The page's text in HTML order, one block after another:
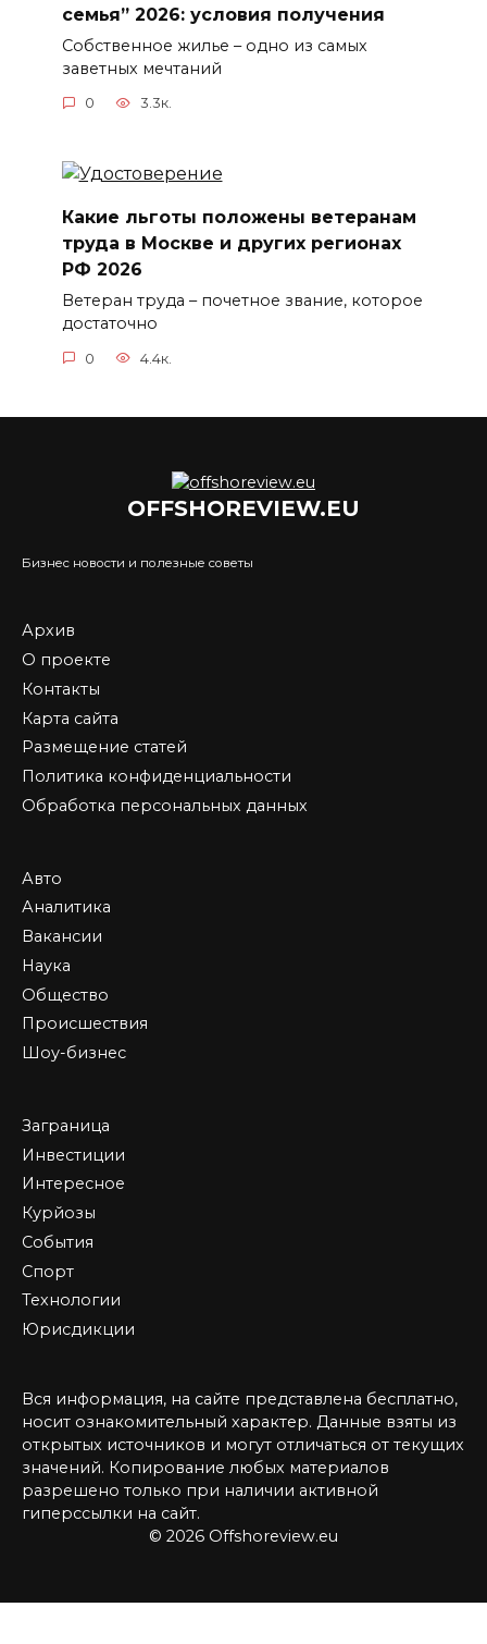
семья” 2026: условия получения
Собственное жилье – одно из самых
заветных мечтаний
0 3.3к.
Какие льготы положены ветеранам
труда в Москве и других регионах
РФ 2026
Ветеран труда – почетное звание, которое
достаточно
0 4.4к.
OFFSHOREVIEW.EU
Бизнес новости и полезные советы
Архив
О проекте
Контакты
Карта сайта
Размещение статей
Политика конфиденциальности
Обработка персональных данных
Авто
Аналитика
Вакансии
Наука
Общество
Происшествия
Шоу-бизнес
Заграница
Инвестиции
Интересное
Курйозы
События
Спорт
Технологии
Юрисдикции
Вся информация, на сайте представлена бесплатно,
носит ознакомительный характер. Данные взяты из
открытых источников и могут отличаться от текущих
значений. Копирование любых материалов
разрешено только при наличии активной
гиперссылки на сайт.
© 2026 Offshoreview.eu